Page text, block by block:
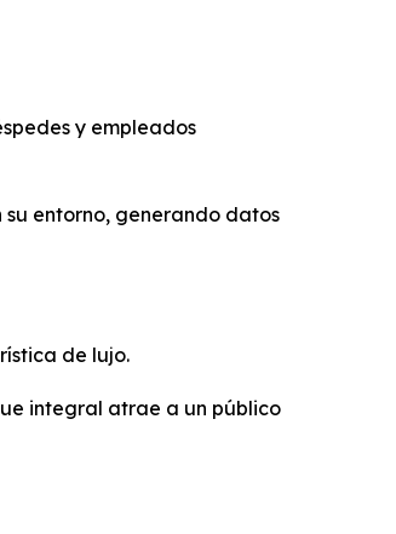
y empleados
entorno, generando datos
de lujo.
integral atrae a un público